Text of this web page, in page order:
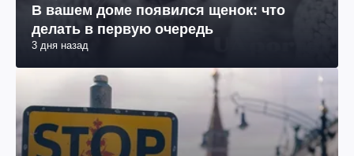
В вашем доме появился щенок: что
делать в первую очередь
3 дня назад